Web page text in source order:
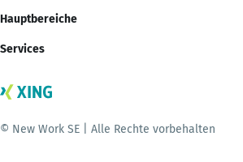
Hauptbereiche
Services
© New Work SE | Alle Rechte vorbehalten